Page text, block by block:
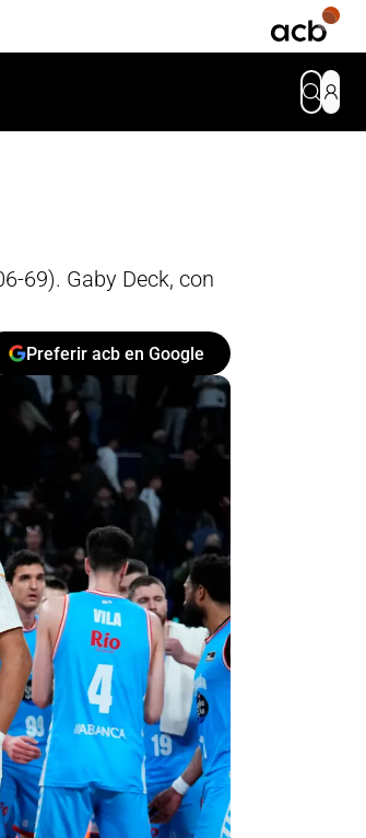
69). Gaby Deck, con
Preferir acb en Google